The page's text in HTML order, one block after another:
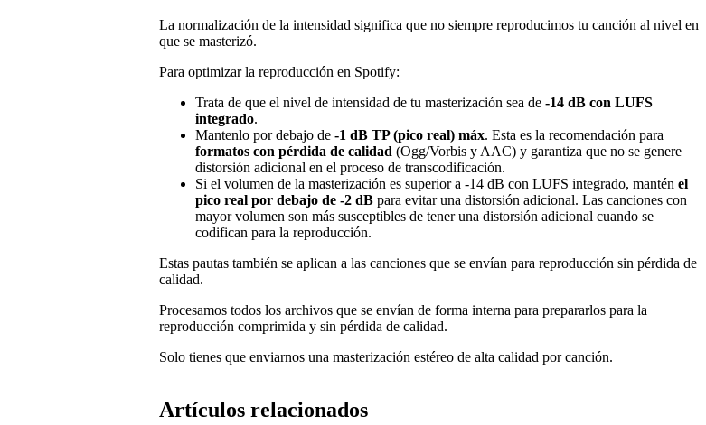
La normalización de la intensidad significa que no siempre reproducimos tu canción al nivel en
que se masterizó.
Para optimizar la reproducción en Spotify:
Trata de que el nivel de intensidad de tu masterización sea de -14 dB con LUFS
integrado.
Mantenlo por debajo de -1 dB TP (pico real) máx. Esta es la recomendación para
formatos con pérdida de calidad (Ogg/Vorbis y AAC) y garantiza que no se genere
distorsión adicional en el proceso de transcodificación.
Si el volumen de la masterización es superior a -14 dB con LUFS integrado, mantén el
pico real por debajo de -2 dB para evitar una distorsión adicional. Las canciones con
mayor volumen son más susceptibles de tener una distorsión adicional cuando se
codifican para la reproducción.
Estas pautas también se aplican a las canciones que se envían para reproducción sin pérdida de
calidad.
Procesamos todos los archivos que se envían de forma interna para prepararlos para la
reproducción comprimida y sin pérdida de calidad.
Solo tienes que enviarnos una masterización estéreo de alta calidad por canción.
Artículos relacionados